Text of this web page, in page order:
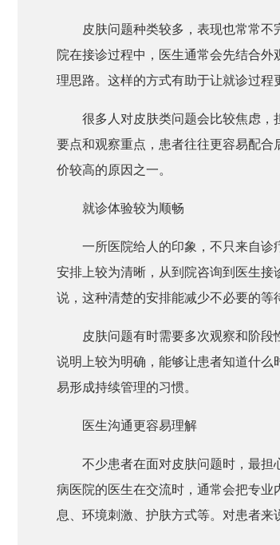
皮肤问题种类较多，表现也常常
院在接诊过程中，医生通常会先结合
理思路。这样的方式有助于让就诊过程
很多人对皮肤类问题会比较焦虑
要点和观察重点，患者往往更容易配
价较高的原因之一。
就诊体验较为顺畅
一所医院给人的印象，不只来自
安排上较为清晰，从到院咨询到医生
说，这种清楚的安排能减少不必要的等
皮肤问题有时需要多次观察和阶
说明上较为明确，能够让患者知道什
易形成持续管理的习惯。
医生沟通更容易理解
不少患者在面对皮肤问题时，最
病医院的医生在交流时，通常会把专
息、环境刺激、护肤方式等。对患者来